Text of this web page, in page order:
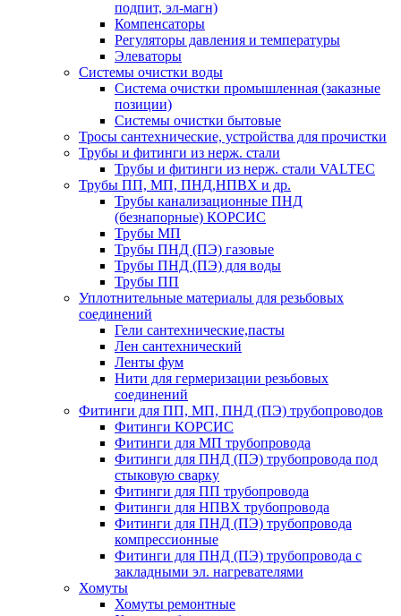
подпит, эл-магн)
Компенсаторы
Регуляторы давления и температуры
Элеваторы
Системы очистки воды
Система очистки промышленная (заказные
позиции)
Системы очистки бытовые
Тросы сантехнические, устройства для прочистки
Трубы и фитинги из нерж. стали
Трубы и фитинги из нерж. стали VALTEC
Трубы ПП, МП, ПНД,НПВХ и др.
Трубы канализационные ПНД
(безнапорные) КОРСИС
Трубы МП
Трубы ПНД (ПЭ) газовые
Трубы ПНД (ПЭ) для воды
Трубы ПП
Уплотнительные материалы для резьбовых
соединений
Гели сантехнические,пасты
Лен сантехнический
Ленты фум
Нити для гермеризации резьбовых
соединений
Фитинги для ПП, МП, ПНД (ПЭ) трубопроводов
Фитинги КОРСИС
Фитинги для МП трубопровода
Фитинги для ПНД (ПЭ) трубопровода под
стыковую сварку
Фитинги для ПП трубопровода
Фитинги для НПВХ трубопровода
Фитинги для ПНД (ПЭ) трубопровода
компрессионные
Фитинги для ПНД (ПЭ) трубопровода с
закладными эл. нагревателями
Хомуты
Хомуты ремонтные